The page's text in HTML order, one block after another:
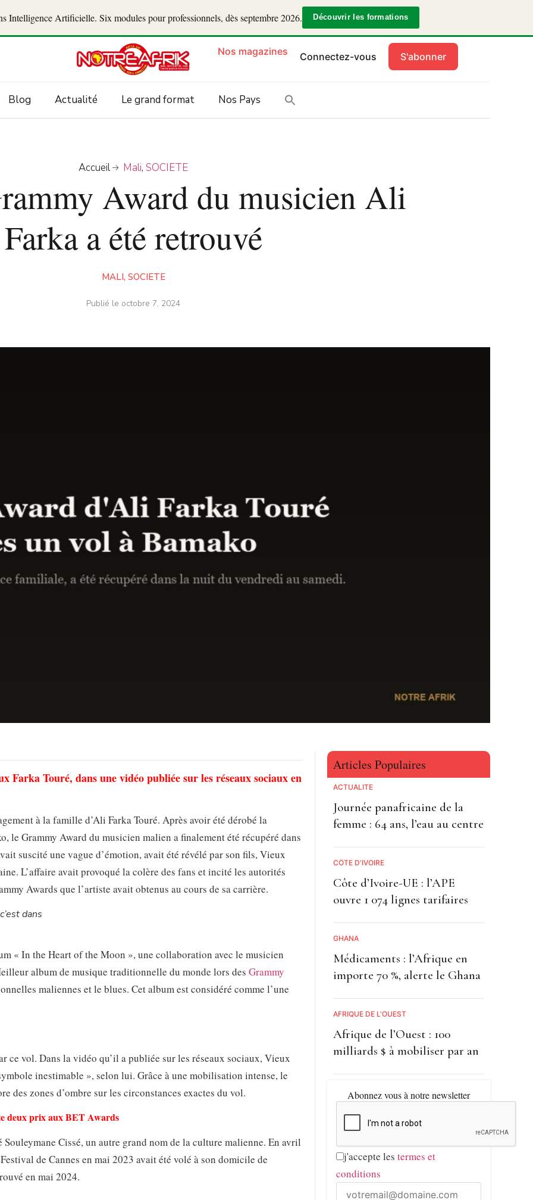
Intelligence Artificielle. Six modules pour professionnels, dès septembre 2026. Découvrir les formations
Nos magazines Connectez-vous S'abonner
Blog Actualité Le grand format Nos Pays
Accueil Mali,SOCIETE
Award du musicien Ali
Farka a été retrouvé
MALI, SOCIETE
Publié le octobre 7, 2024
Farka Touré, dans une vidéo publiée sur les réseaux sociaux en
à la famille d’Ali Farka Touré. Après avoir été dérobé la
le Grammy Award du musicien malien a finalement été récupéré dans
suscité une vague d’émotion, avait été révélé par son fils, Vieux
L’affaire avait provoqué la colère des fans et incité les autorités
Awards que l’artiste avait obtenus au cours de sa carrière.
dans
« In the Heart of the Moon », une collaboration avec le musicien
album de musique traditionnelle du monde lors des Grammy
maliennes et le blues. Cet album est considéré comme l’une
ce vol. Dans la vidéo qu’il a publiée sur les réseaux sociaux, Vieux
inestimable », selon lui. Grâce à une mobilisation intense, le
des zones d’ombre sur les circonstances exactes du vol.
deux prix aux BET Awards
Cissé, un autre grand nom de la culture malienne. En avril
de Cannes en mai 2023 avait été volé à son domicile de
en mai 2024.
Articles Populaires
ACTUALITE
Journée panafricaine de la
femme : 64 ans, l’eau au centre
CÔTE D'IVOIRE
Côte d’Ivoire-UE : l’APE
ouvre 1 074 lignes tarifaires
GHANA
Médicaments : l’Afrique en
importe 70 %, alerte le Ghana
AFRIQUE DE L'OUEST
Afrique de l’Ouest : 100
milliards $ à mobiliser par an
Abonnez vous à notre newsletter
j'accepte les termes et
conditions